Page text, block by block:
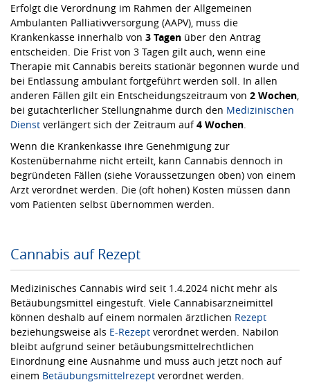
Erfolgt die Verordnung im Rahmen der Allgemeinen
Ambulanten Palliativversorgung (AAPV), muss die
Krankenkasse innerhalb von 3 Tagen über den Antrag
entscheiden. Die Frist von 3 Tagen gilt auch, wenn eine
Therapie mit Cannabis bereits stationär begonnen wurde und
bei Entlassung ambulant fortgeführt werden soll. In allen
anderen Fällen gilt ein Entscheidungszeitraum von 2 Wochen
bei gutachterlicher Stellungnahme durch den Medizinischen
Dienst verlängert sich der Zeitraum auf4 Wochen
Wenn die Krankenkasse ihre Genehmigung zur
Kostenübernahme nicht erteilt, kann Cannabis dennoch in
begründeten Fällen (siehe Voraussetzungen oben) von einem
Arzt verordnet werden. Die (oft hohen) Kosten müssen dann
vom Patienten selbst übernommen werden.
Cannabis auf Rezept
Medizinisches Cannabis wird seit 1.4.2024 nicht mehr als
Betäubungsmittel eingestuft. Viele Cannabisarzneimittel
können deshalb auf einem normalen ärztlichen Rezept
beziehungsweise als E-Rezept verordnet werden. Nabilon
bleibt aufgrund seiner betäubungsmittelrechtlichen
Einordnung eine Ausnahme und muss auch jetzt noch auf
einem Betäubungsmittelrezept verordnet werden.